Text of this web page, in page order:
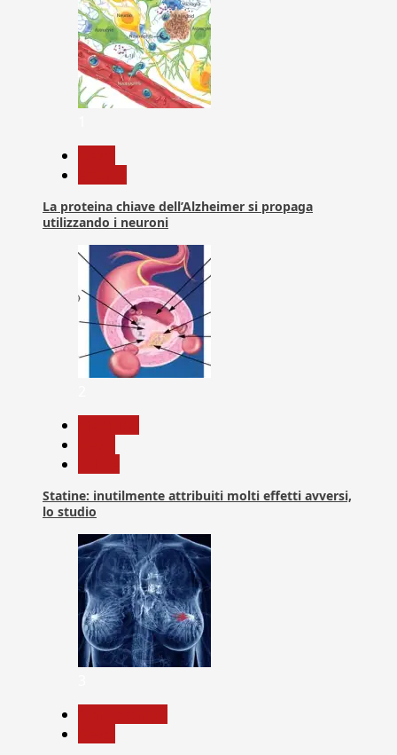
La proteina chiave dell’Alzheimer si propaga
utilizzando i neuroni
Statine: inutilmente attribuiti molti effetti avversi,
lo studio